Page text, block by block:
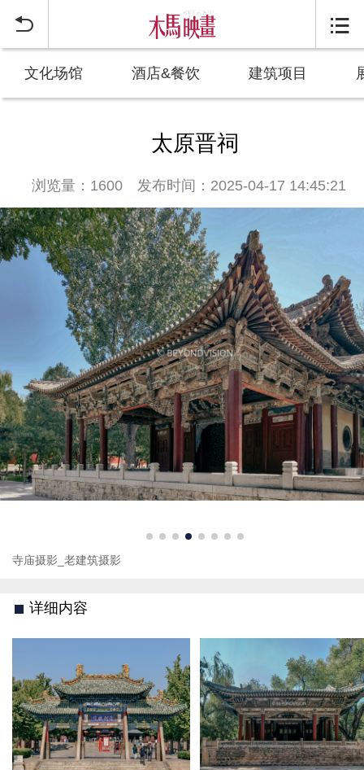
 
文化场馆 酒店&餐饮 建筑项目
太原晋祠
浏览量：1600 发布时间：2025-04-17 14:45:21
寺庙摄影_老建筑摄影
详细内容